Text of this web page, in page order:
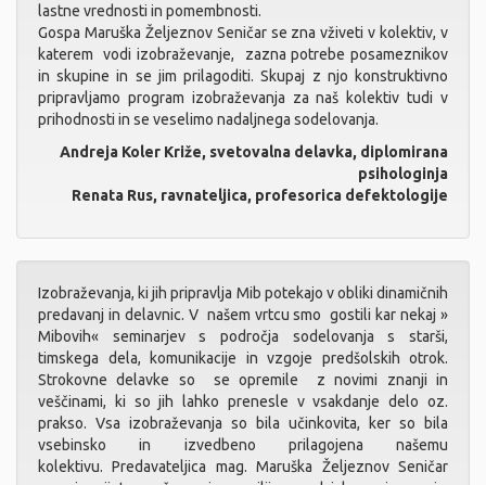
lastne vrednosti in pomembnosti.
Gospa Maruška Željeznov Seničar se zna vživeti v kolektiv, v
katerem vodi izobraževanje, zazna potrebe posameznikov
in skupine in se jim prilagoditi. Skupaj z njo konstruktivno
pripravljamo program izobraževanja za naš kolektiv tudi v
prihodnosti in se veselimo nadaljnega sodelovanja.
Andreja Koler Križe, svetovalna delavka, diplomirana
psihologinja
Renata Rus, ravnateljica, profesorica defektologije
Izobraževanja, ki jih pripravlja Mib potekajo v obliki dinamičnih
predavanj in delavnic. V našem vrtcu smo gostili kar nekaj »
Mibovih« seminarjev s področja sodelovanja s starši,
timskega dela, komunikacije in vzgoje predšolskih otrok.
Strokovne delavke so se opremile z novimi znanji in
veščinami, ki so jih lahko prenesle v vsakdanje delo oz.
prakso. Vsa izobraževanja so bila učinkovita, ker so bila
vsebinsko in izvedbeno prilagojena našemu
kolektivu. Predavateljica mag. Maruška Željeznov Seničar